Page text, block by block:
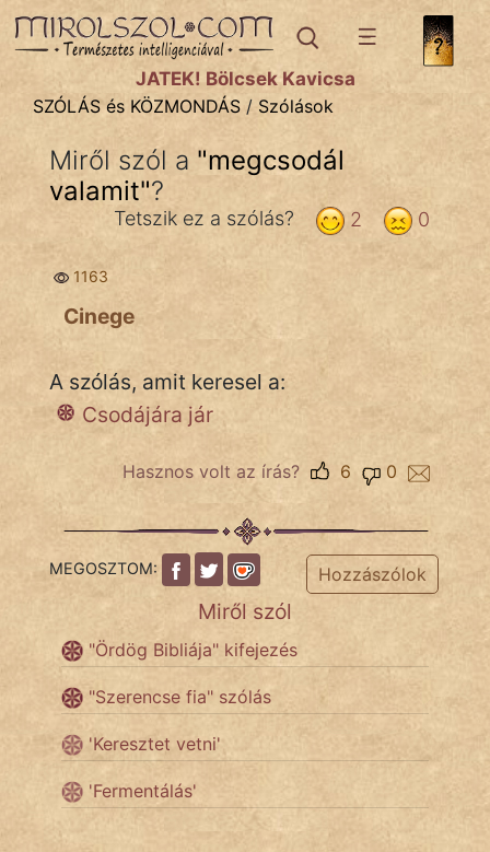
SZÓLÁS ÉS KÖZMONDÁStémák:
Bibliai
Közmondások
Szállóigék
Szóláscsoportok
Szólások
Tréfás
IRODALOM
És
KÖZMONDÁS
JÁTÉK! Bölcsek Kavicsa
SZÓLÁS és KÖZMONDÁS / Szólások
Miről szól a "megcsodál
valamit"?
0
2
Tetszik ez a szólás?
1163
Cinege
A szólás, amit keresel a:
Csodájára jár
Hasznos volt az írás? 0
6
MEGOSZTOM: Hozzászólok
Miről szól
"Ördög Bibliája" kifejezés
"Szerencse fia" szólás
'Keresztet vetni'
'Fermentálás'